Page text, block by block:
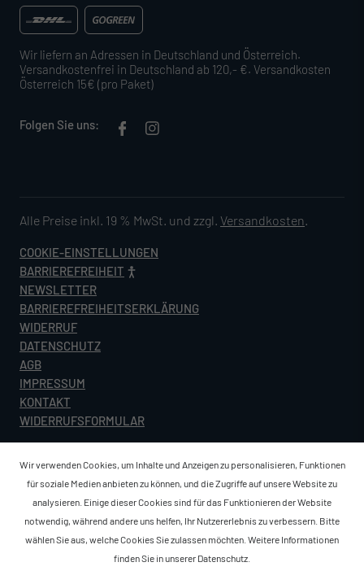
Wir liefern an Adressen in Deutschland und Österreich.
Versandkostenfrei in Deutschland ab 120,- €. Versandkosten
Österreich 15€ (pro Paket)
Folgen Sie uns:
Alle Preise inkl. 19 % MwSt. und zzgl. Versandkosten.
COOKIE-EINSTELLUNGEN
BARRIEREFREIHEIT
NEWSLETTER
BARRIEREFREIHEITSERKLÄRUNG
WIDERRUF
DATENSCHUTZ
AGB
IMPRESSUM
KONTAKT
WIDERRUFSFORMULAR
Wir verwenden Cookies, um Inhalte und Anzeigen zu personalisieren, Funktionen
für soziale Medien anbieten zu können, und die Zugriffe auf unsere Website zu
analysieren. Einige dieser Cookies sind für das Funktionieren der Website
notwendig, während andere uns helfen, Ihr Nutzererlebnis zu verbessern. Bitte
wählen Sie aus, welche Cookies Sie zulassen möchten. Weitere Informationen
finden Sie in unserer Datenschutz